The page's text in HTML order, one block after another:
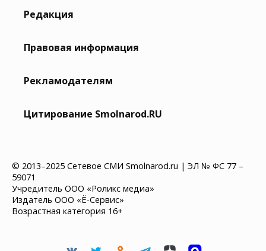
Редакция
Правовая информация
Рекламодателям
Цитирование Smolnarod.RU
© 2013–2025 Сетевое СМИ Smolnarod.ru | ЭЛ № ФС 77 –
59071
Учредитель ООО «Роликс медиа»
Издатель ООО «Ё-Сервис»
Возрастная категория 16+